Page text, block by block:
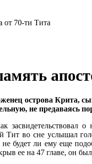
острова Крита,
не предаваясь
Тит во сне услышал
будет ли ему еще
ее на 47 главе, он